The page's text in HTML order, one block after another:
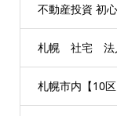
不動産投資 初
札幌 社宅 法
札幌市内【10